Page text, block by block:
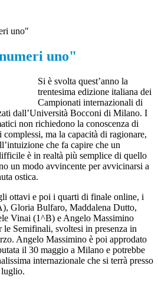
uno"
uno"
Si è svolta quest’anno la
trentesima edizione italiana dei
Campionati internazionali di
dall’Università Bocconi di Milano. I
non richiedono la conoscenza di
ma la capacità di ragionare,
che fa capire che un
è in realtà più semplice di quello
un modo avvincente per avvicinarsi a
ostica.
ottavi e poi i quarti di finale online, i
Gloria Bulfaro, Maddalena Dutto,
Vinai (1^B) e Angelo Massimino
Semifinali, svoltesi in presenza in
Angelo Massimino è poi approdato
il 30 maggio a Milano e potrebbe
internazionale che si terrà presso